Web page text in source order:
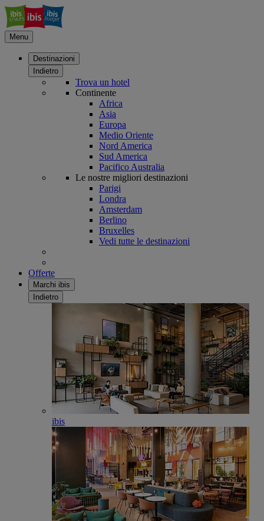
Menu
Destinazioni
Indietro
Trova un hotel
Continente
Africa
Asia
Europa
Medio Oriente
Nord America
Sud America
Pacifico Australia
Le nostre migliori destinazioni
Parigi
Londra
Amsterdam
Berlino
Bruxelles
Vedi tutte le destinazioni
Offerte
Marchi ibis
Indietro
ibis